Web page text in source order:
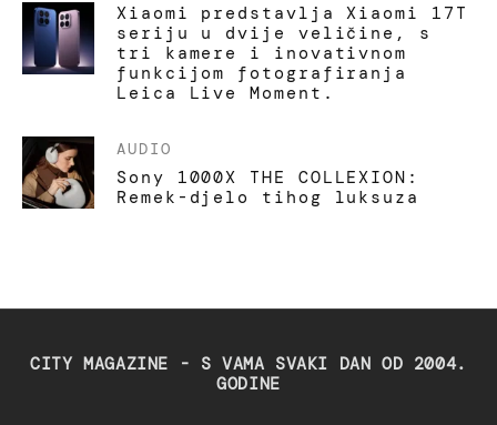
Xiaomi predstavlja Xiaomi 17T
seriju u dvije veličine, s
tri kamere i inovativnom
funkcijom fotografiranja
Leica Live Moment.
AUDIO
Sony 1000X THE COLLEXION:
Remek-djelo tihog luksuza
CITY MAGAZINE - S VAMA SVAKI DAN OD 2004.
GODINE